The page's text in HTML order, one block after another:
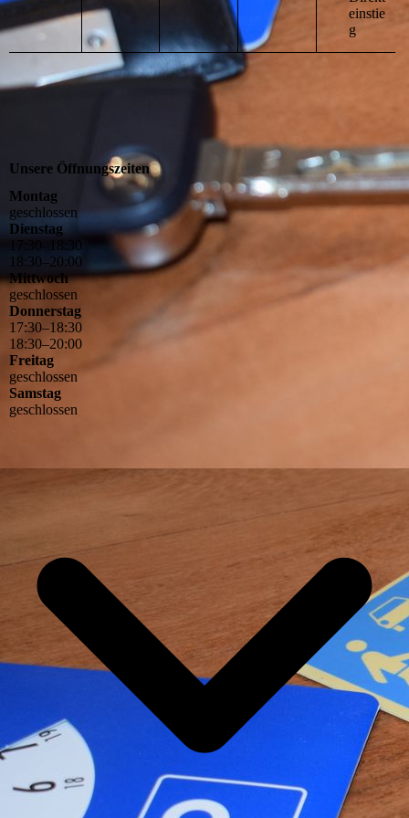
einstie
g
Unsere Öffnungszeiten
Montag
geschlossen
Dienstag
18 :30
18:30–20:00
Mittwoch
geschlossen
Donnerstag
17:30–18:30
18:30–20:00
Freitag
geschlossen
Samstag
geschlossen